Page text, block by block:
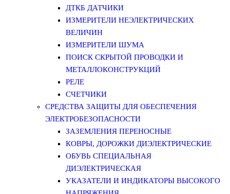
ДТКБ ДАТЧИКИ
ИЗМЕРИТЕЛИ НЕЭЛЕКТРИЧЕСКИХ
ВЕЛИЧИН
ИЗМЕРИТЕЛИ ШУМА
ПОИСК СКРЫТОЙ ПРОВОДКИ И
МЕТАЛЛОКОНСТРУКЦИЙ
РЕЛЕ
СЧЕТЧИКИ
СРЕДСТВА ЗАЩИТЫ ДЛЯ ОБЕСПЕЧЕНИЯ
ЭЛЕКТРОБЕЗОПАСНОСТИ
ЗАЗЕМЛЕНИЯ ПЕРЕНОСНЫЕ
КОВРЫ, ДОРОЖКИ ДИЭЛЕКТРИЧЕСКИЕ
ОБУВЬ СПЕЦИАЛЬНАЯ
ДИЭЛЕКТРИЧЕСКАЯ
УКАЗАТЕЛИ И ИНДИКАТОРЫ ВЫСОКОГО